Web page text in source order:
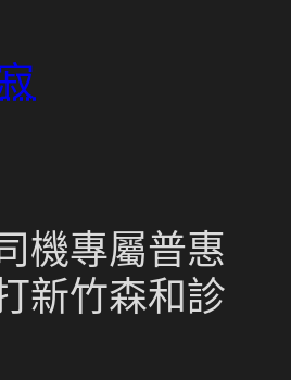
機專屬普惠
新竹森和診